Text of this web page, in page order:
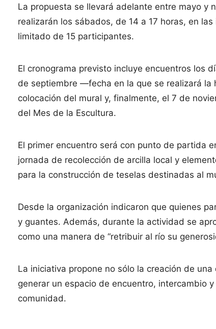
La propuesta se llevará adelante entre mayo y
realizarán los sábados, de 14 a 17 horas, en
limitado de 15 participantes.
El cronograma previsto incluye encuentros los
de septiembre —fecha en la que se realizará
colocación del mural y, finalmente, el 7 de
del Mes de la Escultura.
El primer encuentro será con punto de partida
jornada de recolección de arcilla local y
para la construcción de teselas destinadas al
Desde la organización indicaron que quienes
y guantes. Además, durante la actividad se
como una manera de “retribuir al río su
La iniciativa propone no sólo la creación de
generar un espacio de encuentro, intercambio
comunidad.